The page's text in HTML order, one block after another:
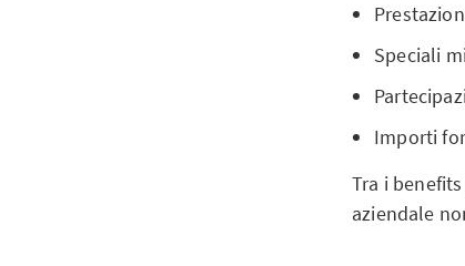
Speciali
Importi
Tra i
aziendale